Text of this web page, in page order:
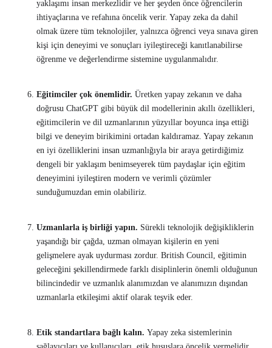
yaklaşımı insan merkezlidir ve her şeyden önce öğrencilerin
ihtiyaçlarına ve refahına öncelik verir. Yapay zeka da dahil
olmak üzere tüm teknolojiler, yalnızca öğrenci veya sınava giren
kişi için deneyimi ve sonuçları iyileştireceği kanıtlanabilirse
öğrenme ve değerlendirme sistemine uygulanmalıdır.
Eğitimciler çok önemlidir. Üretken yapay zekanın ve daha
doğrusu ChatGPT gibi büyük dil modellerinin akıllı özellikleri,
eğitimcilerin ve dil uzmanlarının yüzyıllar boyunca inşa ettiği
bilgi ve deneyim birikimini ortadan kaldıramaz. Yapay zekanın
en iyi özelliklerini insan uzmanlığıyla bir araya getirdiğimiz
dengeli bir yaklaşım benimseyerek tüm paydaşlar için eğitim
deneyimini iyileştiren modern ve verimli çözümler
sunduğumuzdan emin olabiliriz.
Uzmanlarla iş birliği yapın. Sürekli teknolojik değişikliklerin
yaşandığı bir çağda, uzman olmayan kişilerin en yeni
gelişmelere ayak uydurması zordur. British Council, eğitimin
geleceğini şekillendirmede farklı disiplinlerin önemli olduğunun
bilincindedir ve uzmanlık alanımızdan ve alanımızın dışından
uzmanlarla etkileşimi aktif olarak teşvik eder.
Etik standartlara bağlı kalın. Yapay zeka sistemlerinin